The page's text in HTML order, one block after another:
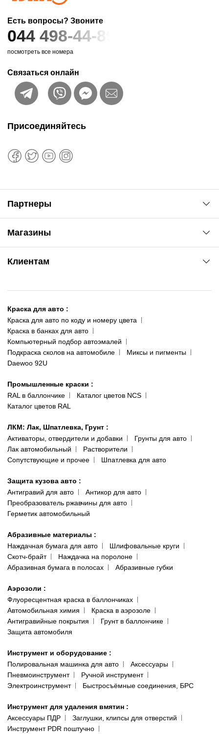
Есть вопросы? Звоните
044 498-44-89
посмотреть все номера
Связаться онлайн
Магазины
ул. Рабочая, 2-а
093 611-39-23
(ориентир: Интайм №40)
Одесса
пр-т Акад. Глушко, 29
066 554-97-70
Клиентам
Доставка и оплата
Сотрудничество
Наши публикации
Публичная оферта
Политика конфиденциальности
Присоединяйтесь
Партнеры
Краска для авто :
Краска для авто по коду и номеру цвета
Краска в банках для авто
Компьютерный подбор автоэмалей
Подкраска сколов на автомобиле
Миксы и пигменты
Daewoo 92U
Промышленные краски :
RAL в баллончике
Каталог цветов NCS
Каталог цветов RAL
ЛКМ: Лак, Шпатлевка, Грунт :
Активаторы, отвердители и добавки
Грунты для авто
Лак автомобильный
Растворители
Сопутствующие и прочее
Шпатлевка для авто
Защита кузова авто :
Антигравий для авто
Антикор для авто
Преобразователь ржавчины для авто
Герметик автомобильный
Абразивные материалы :
Наждачная бумага для авто
Шлифовальные круги
Скотч-брайт
Наждачка на поролоне
Абразивная бумага в полосах
Абразивные губки
Аэрозоли :
Флуоресцентная краска в баллончиках
Автомобильная химия
Краска в аэрозоле
Антигравийные покрытия
Грунт в баллончике
Защита автомобиля
Инструмент и оборудование :
Полировальная машинка для авто
Аксессуары
Пневмоинструмент
Ручной инструмент
Электроинструмент
Быстросъёмные соединения, БРС
Инструмент для удаления вмятин :
Аксессуары ПДР
Заглушки, клипсы для отверстий
Инструмент PDR поштучно